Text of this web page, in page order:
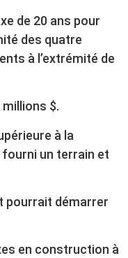
de 20 ans pour
des quatre
à l’extrémité de
millions $.
à la
fourni un terrain et
pourrait démarrer
en construction à